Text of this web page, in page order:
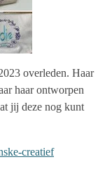
overleden. Haar
haar ontworpen
jij deze nog kunt
creatief